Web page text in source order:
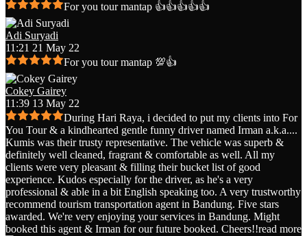
For you tour mantap 👍👍👍👍👍
Adi Suryadi
11:21 21 May 22
For you tour mantap 💯👍
Cokey Gairey
11:39 13 May 22
During Hari Raya, i decided to put my clients into For
You Tour & a kindhearted gentle funny driver named Irman a.k.a....
Kumis was their trusty representative. The vehicle was superb &
definitely well cleaned, fragrant & comfortable as well. All my
clients were very pleasant & filling their bucket list of good
experience. Kudos especially for the driver, as he's a very
professional & able in a bit English speaking too. A very trustworthy
recommend tourism transportation agent in Bandung. Five stars
awarded. We're very enjoying your services in Bandung. Might
booked this agent & Irman for our future booked. Cheers!!read more